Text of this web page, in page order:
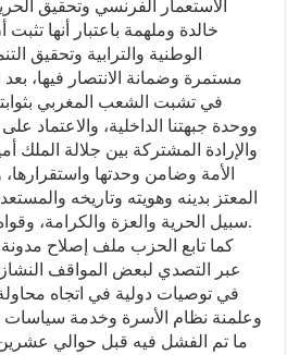
الاستعمار الفرنسي وتحقيق
خالدة وملهمة باعتبار أنها
الوطنية والترابية وتحقيق
مستمرة وضمانة الانتصار فيها،
في تشبت الشعب المغربي
ووحدة جبهتنا الداخلية، والاعتماد على
والإرادة المشتركة بين جلالة الملك
الأمة وضامن وحدتها
المعتز بدينه وهويته وتاريخه
سبيل الحرية والعزة والكرامة، وقواه الوطنية الحية والمخلصة.
كما تابع الحزب ملف إصلاح مدونة
عبر التصدي لبعض المواقف
في توصيات دولية في اتجاه محاولة
وعلمنة نظام الأسرة وخدمة سياسات
ما تم الفشل فيه قبل حوالي عشرين